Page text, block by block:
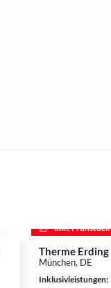
inkl. Frühstück
Therme Erding
München, DE
Inklusivleistungen: